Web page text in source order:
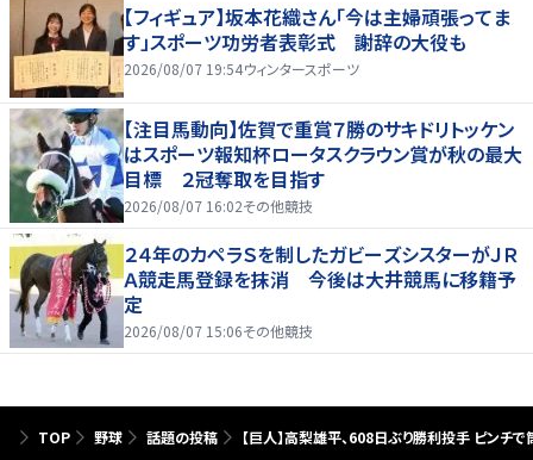
【フィギュア】坂本花織さん「今は主婦頑張ってま
す」スポーツ功労者表彰式 謝辞の大役も
2026/08/07 19:54ウィンタースポーツ
【注目馬動向】佐賀で重賞７勝のサキドリトッケン
はスポーツ報知杯ロータスクラウン賞が秋の最大
目標 ２冠奪取を目指す
2026/08/07 16:02その他競技
２４年のカペラＳを制したガビーズシスターがＪＲ
Ａ競走馬登録を抹消 今後は大井競馬に移籍予
定
2026/08/07 15:06その他競技
TOP 野球 話題の投稿 【巨人】高梨雄平、608日ぶり勝利投手 ピン